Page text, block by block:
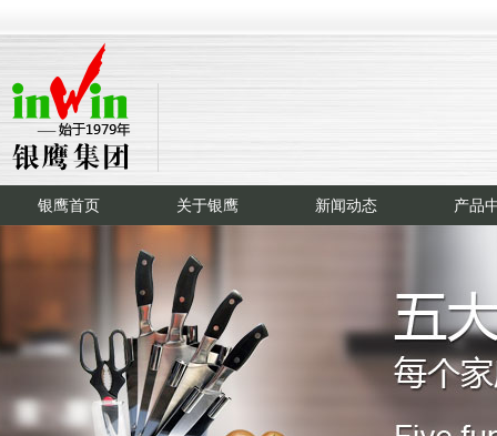
银鹰首页 关于银鹰 新闻动态 产品